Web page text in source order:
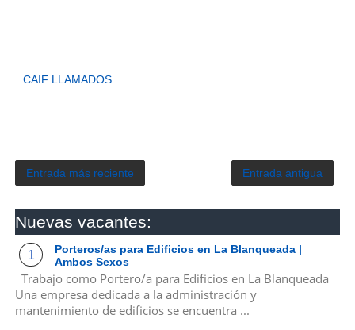
CAIF LLAMADOS
Entrada más reciente Entrada antigua
Nuevas vacantes:
Porteros/as para Edificios en La Blanqueada |
Ambos Sexos
Trabajo como Portero/a para Edificios en La Blanqueada
Una empresa dedicada a la administración y
mantenimiento de edificios se encuentra ...